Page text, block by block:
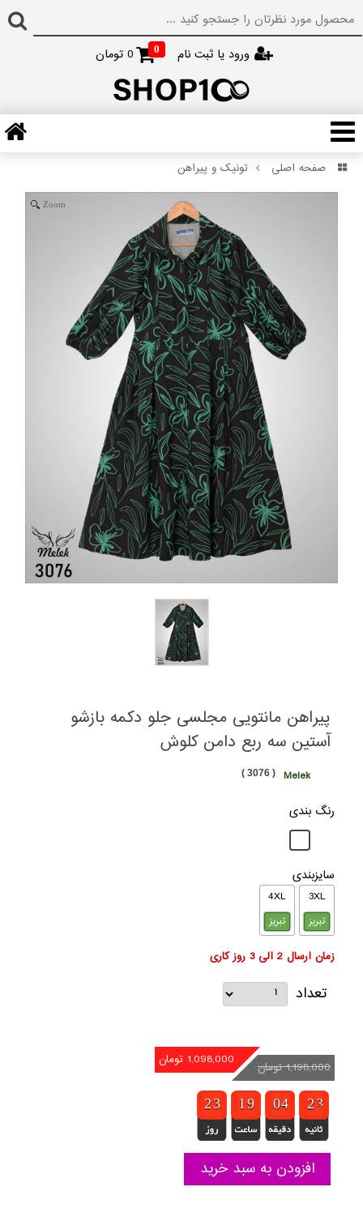
ورود یا ثبت نام 0
0 تومان
صفحه اصلی تونیک و پیراهن
Zoom
پیراهن مانتویی مجلسی جلو دکمه بازشو
آستین سه ربع دامن کلوش
Melek
( 3076 )
رنگ بندی
سایزبندی
3XL
تبریز
4XL
تبریز
زمان ارسال 2 الی 3 روز کاری
تعداد
1,198,000 تومان 1,098,000 تومان
1
1
2
22
2
3
3 1
1
1
18
8
9
9 9
9
0
03
3
4
4 1
1
2
23
3
2
افزودن به سبد خرید